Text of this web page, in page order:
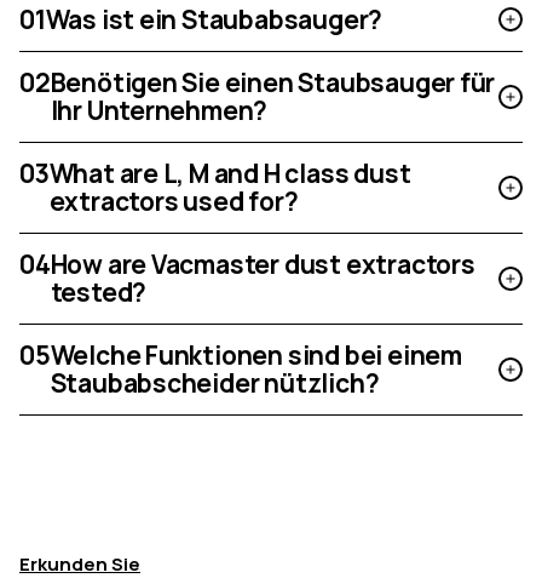
01Was ist ein Staubabsauger?
02Benötigen Sie einen Staubsauger für
Ihr Unternehmen?
03What are L, M and H class dust
extractors used for?
04How are Vacmaster dust extractors
tested?
05Welche Funktionen sind bei einem
Staubabscheider nützlich?
Erkunden Sie